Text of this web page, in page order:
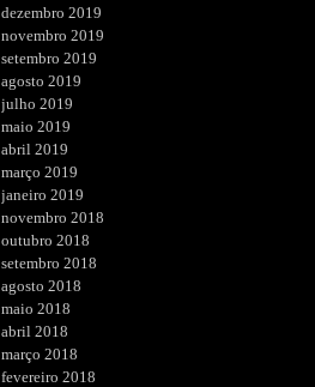
dezembro 2019
novembro 2019
setembro 2019
agosto 2019
julho 2019
maio 2019
abril 2019
março 2019
janeiro 2019
novembro 2018
outubro 2018
setembro 2018
agosto 2018
maio 2018
abril 2018
março 2018
fevereiro 2018